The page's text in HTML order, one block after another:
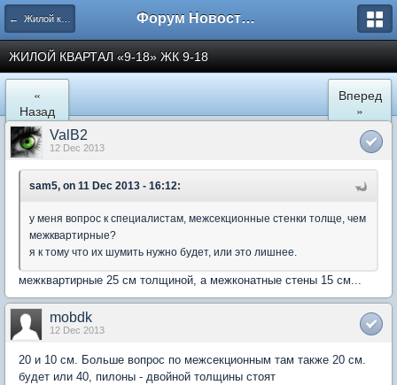
← Жилой квартал "9-18" в Мытищах Форум Новостройки
ЖИЛОЙ КВАРТАЛ «9-18» ЖК 9-18
«
Назад
Вперед
»
ValB2
12 Dec 2013
sam5, on 11 Dec 2013 - 16:12:
у меня вопрос к специалистам, межсекционные стенки толще, чем
межквартирные?
я к тому что их шумить нужно будет, или это лишнее.
межквартирные 25 см толщиной, а межконатные стены 15 см...
mobdk
12 Dec 2013
20 и 10 см. Больше вопрос по межсекционным там также 20 см.
будет или 40, пилоны - двойной толщины стоят